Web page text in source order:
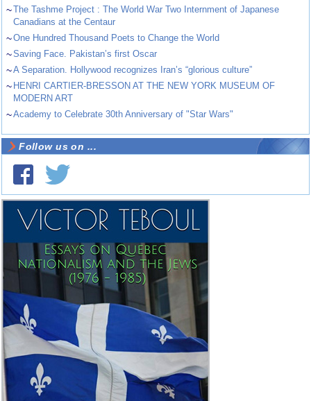
~The Tashme Project : The World War Two Internment of Japanese
Canadians at the Centaur
~One Hundred Thousand Poets to Change the World
~Saving Face. Pakistan’s first Oscar
~A Separation. Hollywood recognizes Iran’s “glorious culture”
~ HENRI CARTIER-BRESSON AT THE NEW YORK MUSEUM OF
MODERN ART
~Academy to Celebrate 30th Anniversary of "Star Wars"
Follow us on ...